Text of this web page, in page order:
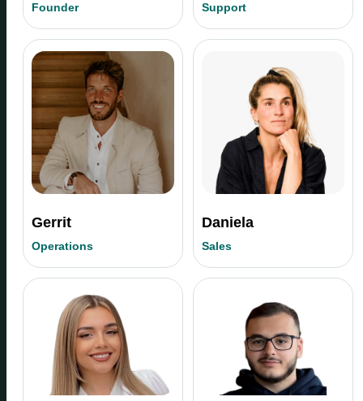
Founder Support
Gerrit
Operations
Daniela
Sales